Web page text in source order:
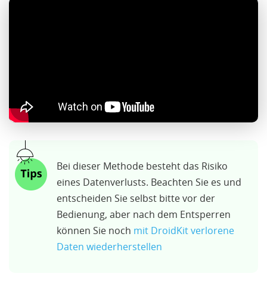
Bei dieser Methode besteht das Risiko
eines Datenverlusts. Beachten Sie es und
entscheiden Sie selbst bitte vor der
Bedienung, aber nach dem Entsperren
können Sie noch mit DroidKit verlorene
Daten wiederherstellen